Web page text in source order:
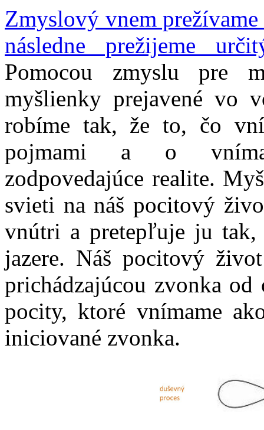
Zmyslový vnem
následne prežijeme
Pomocou zmyslu pre
myšlienky prejavené vo
robíme tak, že to, čo
pojmami a o
zodpovedajúce realite.
svieti na náš pocitový
vnútri a pretepľuje ju
jazere. Náš pocitový
prichádzajúcou zvonka
pocity, ktoré vnímame
iniciované zvonka.